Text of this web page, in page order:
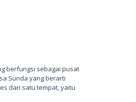
berfungsi sebagai pusat
Sunda yang berarti
dari satu tempat, yaitu